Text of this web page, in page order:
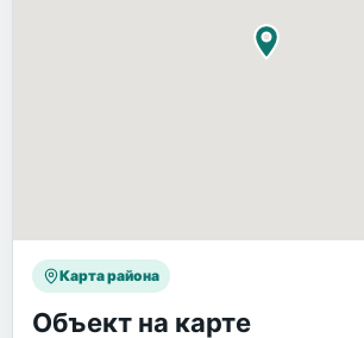
Карта района
Объект на карте